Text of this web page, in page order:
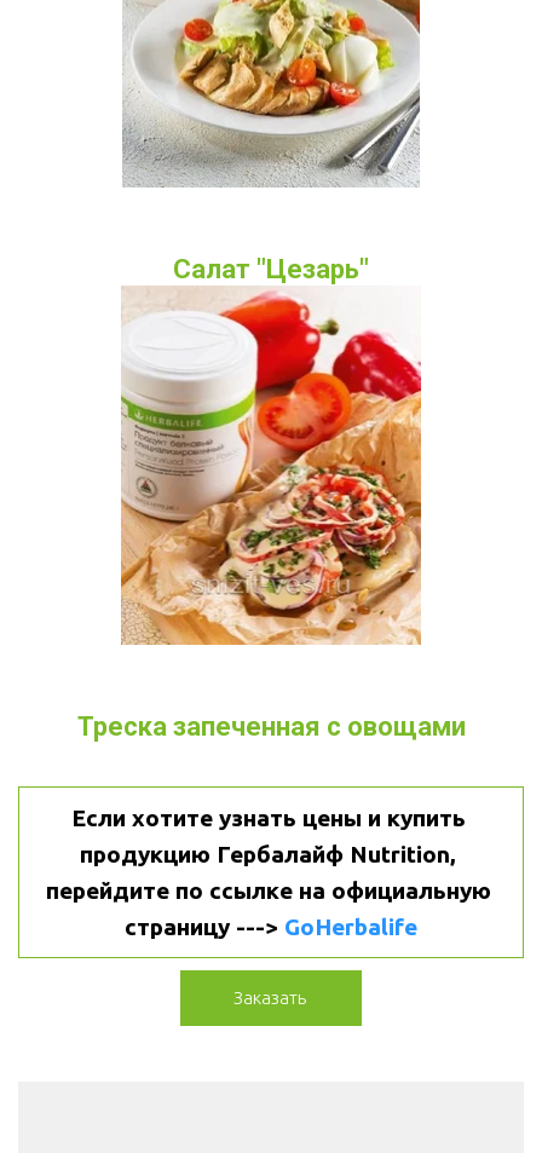
Салат "Цезарь"
Треска запеченная с овощами
Если хотите узнать цены и купить
продукцию Гербалайф Nutrition,
перейдите по ссылке на официальную
страницу ---> GoHerbalife
Заказать